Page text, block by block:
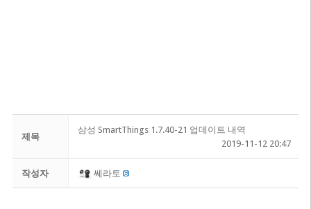
제목
삼성 SmartThings 1.7.40-21 업데이트 내역
2019-11-12 20:47
작성자 쎄라토